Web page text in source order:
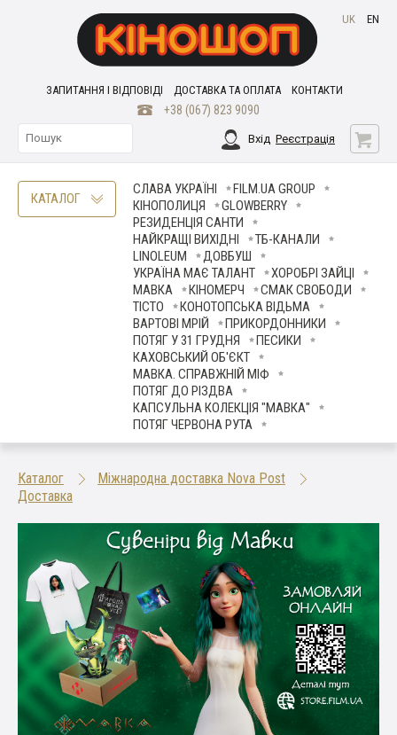
ЗАПИТАННЯ І ВІДПОВІДІ ДОСТАВКА ТА ОПЛАТА КОНТАКТИ
+38 (067) 823 9090
UK EN
Вхід Реєстрація
КАТАЛОГ
СЛАВА УКРАЇНІ
FILM.UA GROUP
КІНОПОЛИЦЯ
GLOWBERRY
РЕЗИДЕНЦІЯ САНТИ
НАЙКРАЩІ ВИХІДНІ
ТБ-КАНАЛИ
LINOLEUM
ДОВБУШ
УКРАЇНА МАЄ ТАЛАНТ
ХОРОБРІ ЗАЙЦІ
МАВКА
КІНОМЕРЧ
СМАК СВОБОДИ
ТІСТО
КОНОТОПСЬКА ВІДЬМА
ВАРТОВІ МРІЙ
ПРИКОРДОННИКИ
ПОТЯГ У 31 ГРУДНЯ
ПЕСИКИ
КАХОВСЬКИЙ ОБ'ЄКТ
МАВКА. СПРАВЖНІЙ МІФ
ПОТЯГ ДО РІЗДВА
КАПСУЛЬНА КОЛЕКЦІЯ "МАВКА"
ПОТЯГ ЧЕРВОНА РУТА
Каталог
Міжнародна доставка Nova Post
Доставка